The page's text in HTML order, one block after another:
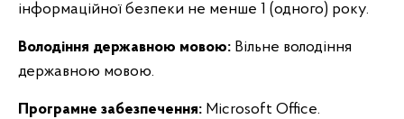
інформаційної безпеки не менше 1 (одного) року.
Володіння державною мовою: Вільне володіння
державною мовою.
Програмне забезпечення: Microsoft Office.